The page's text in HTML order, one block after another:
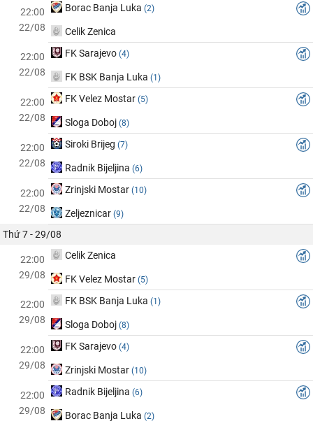
22:00
22/08
Borac Banja Luka (2)
Celik Zenica
22:00
22/08
FK Sarajevo (4)
FK BSK Banja Luka (1)
22:00
22/08
FK Velez Mostar (5)
Sloga Doboj (8)
22:00
22/08
Siroki Brijeg (7)
Radnik Bijeljina (6)
22:00
22/08
Zrinjski Mostar (10)
Zeljeznicar (9)
Thứ 7 - 29/08
22:00
29/08
Celik Zenica
FK Velez Mostar (5)
22:00
29/08
FK BSK Banja Luka (1)
Sloga Doboj (8)
22:00
29/08
FK Sarajevo (4)
Zrinjski Mostar (10)
22:00
29/08
Radnik Bijeljina (6)
Borac Banja Luka (2)